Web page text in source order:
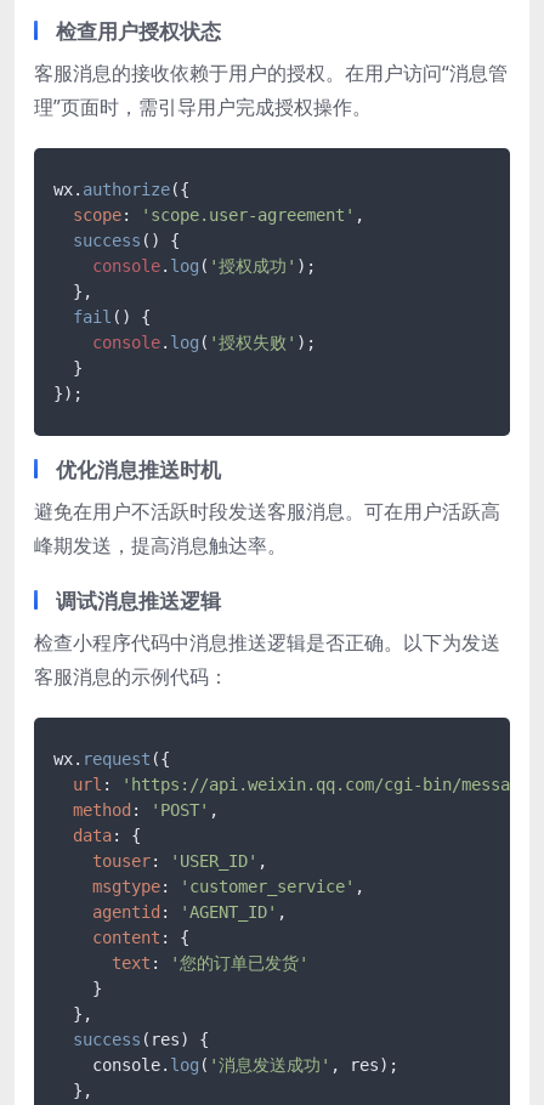
检查用户授权状态
客服消息的接收依赖于用户的授权。在用户访问“消息管
理”页面时，需引导用户完成授权操作。
wx. authorize({
scope: 'scope.user-agreement' ,
success ( ) {
console. log ( '授权成功' );
  },
fail ( ) {
console. log ( '授权失败' );
  }
});
优化消息推送时机
避免在用户不活跃时段发送客服消息。可在用户活跃高
峰期发送，提高消息触达率。
调试消息推送逻辑
检查小程序代码中消息推送逻辑是否正确。以下为发送
客服消息的示例代码：
wx. request ({
url :
'https://api.weixin.qq.com/cgi-bin/message/
method : 'POST' ,
data: {
touser: 'USER_ID' ,
msgtype: 'customer_service' ,
agentid : 'AGENT_ID' ,
content : {
text :
'您的订单已发货'
    }
  },
success (res) {
    console.
log ( '消息发送成功' , res);
  },